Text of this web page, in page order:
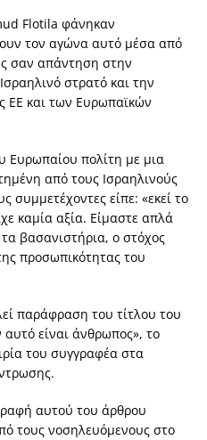
Flotila φάνηκαν
τον αγώνα αυτό μέσα από
σαν απάντηση στην
στρατό και την
ΕΕ και των Ευρωπαϊκών
Ευρωπαίου πολίτη με μια
από τους Ισραηλινούς
συμμετέχοντες είπε: «εκεί το
καμία αξία. Είμαστε απλά
βασανιστήρια, ο στόχος
προσωπικότητας του
παράφραση του τίτλου του
αυτό είναι άνθρωπος», το
του συγγραφέα στα
αυτού του άρθρου
τους νοσηλευόμενους στο